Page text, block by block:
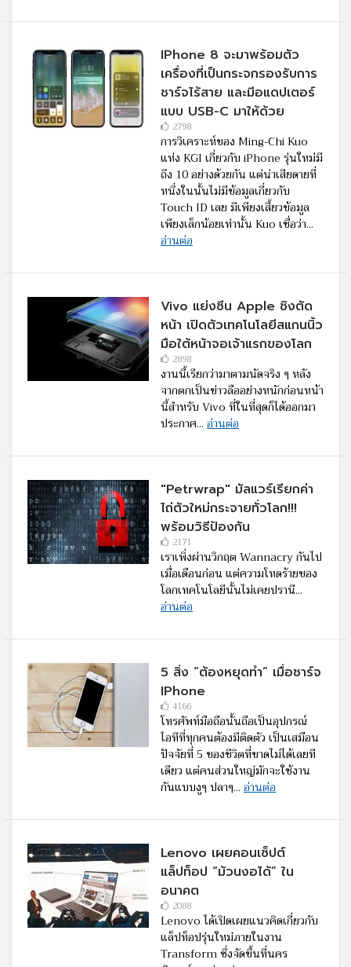
IPhone 8 จะมาพร้อมตัว
เครื่องที่เป็นกระจกรองรับการ
ชาร์จไร้สาย และมีอแดปเตอร์
แบบ USB-C มาให้ด้วย
2798
การวิเคราะห์ของ Ming-Chi Kuo
แห่ง KGI เกี่ยวกับ iPhone รุ่นใหม่มี
ถึง 10 อย่างด้วยกัน แต่น่าเสียดายที่
หนึ่งในนั้นไม่มีข้อมูลเกี่ยวกับ
Touch ID เลย มีเพียงเสี้ยวข้อมูล
เพียงเล็กน้อยเท่านั้น Kuo เชื่อว่า...
อ่านต่อ
Vivo แย่งซีน Apple ชิงตัด
หน้า เปิดตัวเทคโนโลยีสแกนนิ้ว
มือใต้หน้าจอเจ้าแรกของโลก
2898
งานนี้เรียกว่ามาตามนัดจริง ๆ หลัง
จากตกเป็นข่าวลืออย่างหนักก่อนหน้า
นี้สำหรับ Vivo ที่ในที่สุดก็ได้ออกมา
ประกาศ... อ่านต่อ
"Petrwrap" มัลแวร์เรียกค่า
ไถ่ตัวใหม่กระจายทั่วโลก!!!
พร้อมวิธีป้องกัน
2171
เราเพิ่งผ่านวิกฤต Wannacry กันไป
เมื่อเดือนก่อน แต่ความโหดร้ายของ
โลกเทคโนโลยีนั้นไม่เคยปรานี...
อ่านต่อ
5 สิ่ง “ต้องหยุดทำ” เมื่อชาร์จ
IPhone
4166
โทรศัพท์มือถือนั้นถือเป็นอุปกรณ์
ไอทีที่ทุกคนต้องมีติดตัว เป็นเสมือน
ปัจจัยที่ 5 ของชีวิตที่ขาดไม่ได้เลยที
เดียว แต่คนส่วนใหญ่มักจะใช้งาน
กันแบบงูๆ ปลาๆ... อ่านต่อ
Lenovo เผยคอนเซ็ปต์
แล็ปท็อป “ม้วนงอได้” ใน
อนาคต
2088
Lenovo ได้เปิดเผยแนวคิดเกี่ยวกับ
แล็ปท็อปรุ่นใหม่ภายในงาน
Transform ซึ่งจัดขึ้นที่นคร